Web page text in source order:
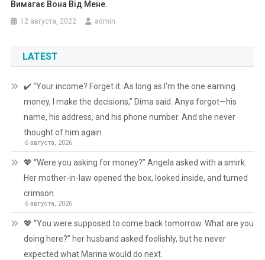
Вимагає Вона Від Мене.
12 августа, 2022 admin
LATEST
✔️ “Your income? Forget it. As long as I’m the one earning
money, I make the decisions,” Dima said. Anya forgot—his
name, his address, and his phone number. And she never
thought of him again.
6 августа, 2026
💖 “Were you asking for money?” Angela asked with a smirk.
Her mother-in-law opened the box, looked inside, and turned
crimson.
6 августа, 2026
💖 “You were supposed to come back tomorrow. What are you
doing here?” her husband asked foolishly, but he never
expected what Marina would do next.